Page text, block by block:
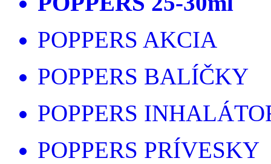
POPPERS AKCIA
POPPERS BALÍČKY
POPPERS
POPPERS PRÍVESKY